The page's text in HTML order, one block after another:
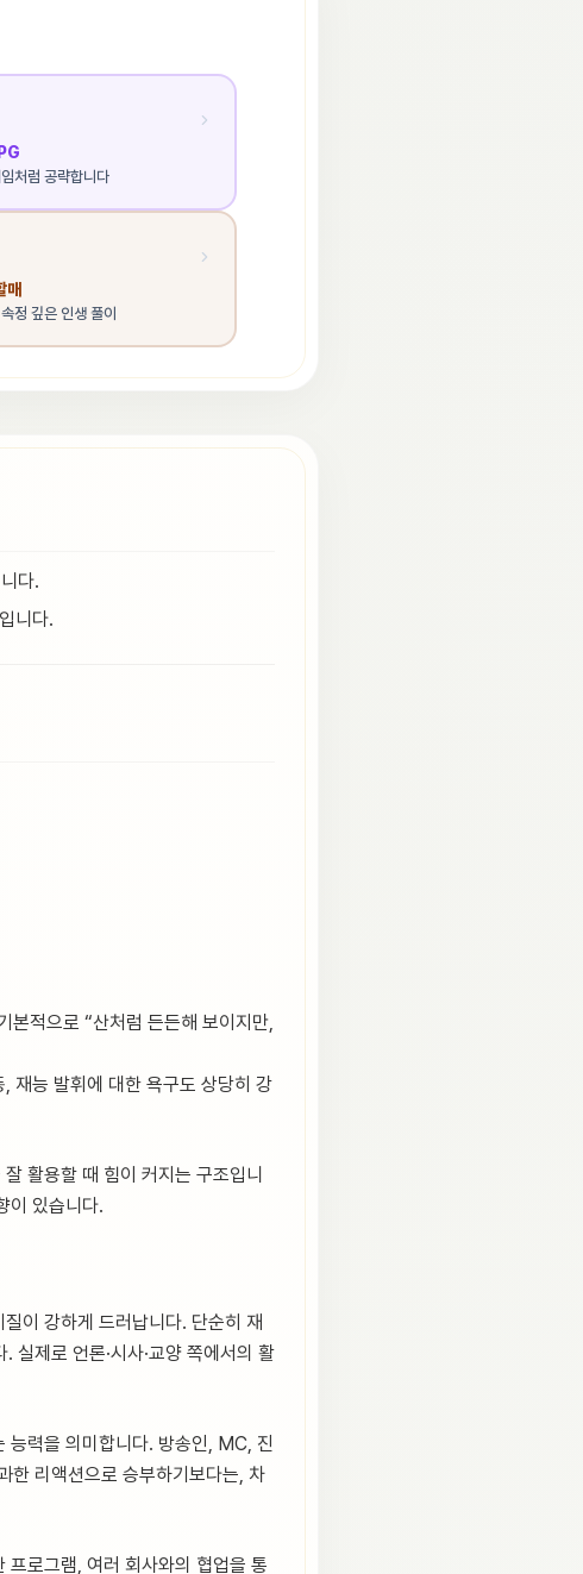
처럼 공략합니다
매
정 깊은 인생 풀이
다.
니다.
적으로 “산처럼 든든해 보이지만,
재능 발휘에 대한 욕구도 상당히 강
활용할 때 힘이 커지는 구조입니
이 있습니다.
이 강하게 드러납니다. 단순히 재
실제로 언론·시사·교양 쪽에서의 활
능력을 의미합니다. 방송인, MC, 진
한 리액션으로 승부하기보다는, 차
프로그램, 여러 회사와의 협업을 통